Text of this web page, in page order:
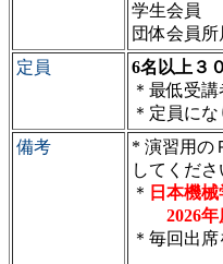
学生会員
団体会員
定員
6名以上３
＊最低受
＊定員に
備考
* 演習用の
してくださ
＊ 日本機
2026
＊毎回出